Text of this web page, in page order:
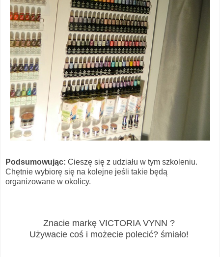
Podsumowując: Cieszę się z udziału w tym szkoleniu.
Chętnie wybiorę się na kolejne jeśli takie będą
organizowane w okolicy.
Znacie markę VICTORIA VYNN ?
Używacie coś i możecie polecić? śmiało!